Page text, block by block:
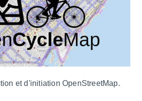
et d'initiation OpenStreetMap.